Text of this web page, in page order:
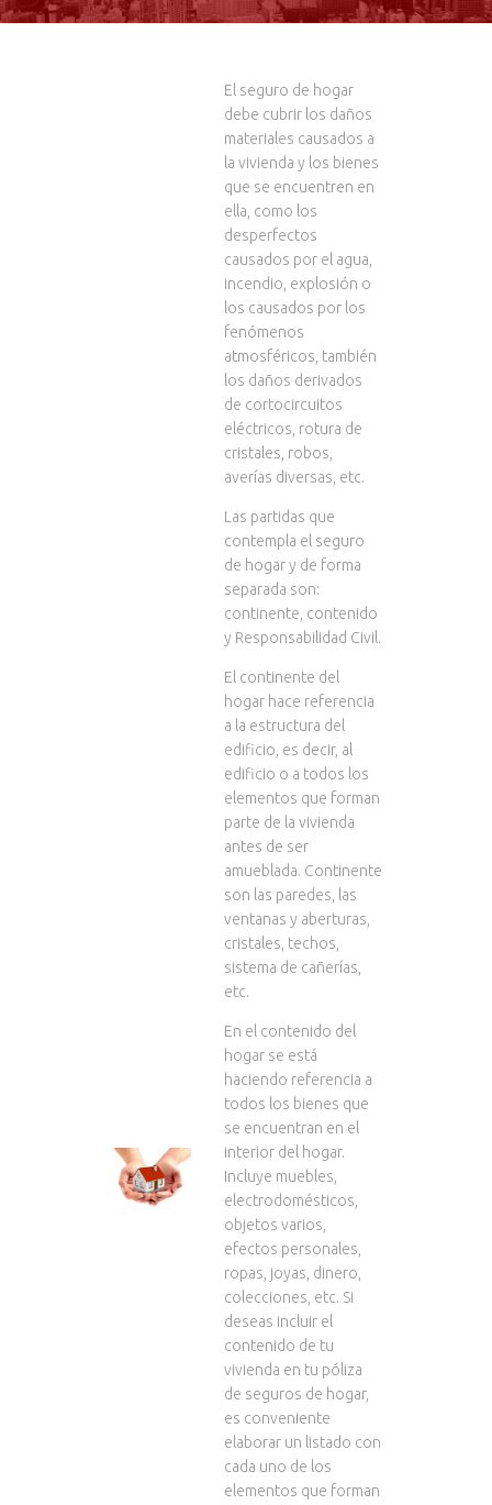
El seguro de hogar
debe cubrir los daños
materiales causados a
la vivienda y los bienes
que se encuentren en
ella, como los
desperfectos
causados por el agua,
incendio, explosión o
los causados por los
fenómenos
atmosféricos, también
los daños derivados
de cortocircuitos
eléctricos, rotura de
cristales, robos,
averías diversas, etc.
Las partidas que
contempla el seguro
de hogar y de forma
separada son:
continente, contenido
y Responsabilidad Civil.
El continente del
hogar hace referencia
a la estructura del
edificio, es decir, al
edificio o a todos los
elementos que forman
parte de la vivienda
antes de ser
amueblada. Continente
son las paredes, las
ventanas y aberturas,
cristales, techos,
sistema de cañerías,
etc.
En el contenido del
hogar se está
haciendo referencia a
todos los bienes que
se encuentran en el
interior del hogar.
Incluye muebles,
electrodomésticos,
objetos varios,
efectos personales,
ropas, joyas, dinero,
colecciones, etc. Si
deseas incluir el
contenido de tu
vivienda en tu póliza
de seguros de hogar,
es conveniente
elaborar un listado con
cada uno de los
elementos que forman